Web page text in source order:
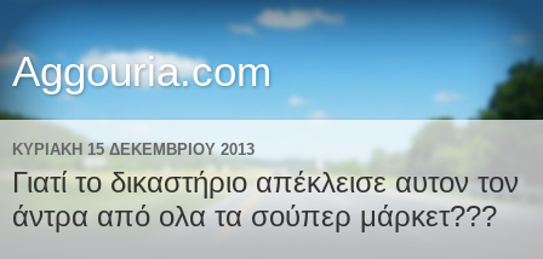
Aggouria.com
ΚΥΡΙΑΚΉ 15 ΔΕΚΕΜΒΡΊΟΥ 2013
Γιατί το δικαστήριο απέκλεισε αυτον τον
άντρα από ολα τα σούπερ μάρκετ???